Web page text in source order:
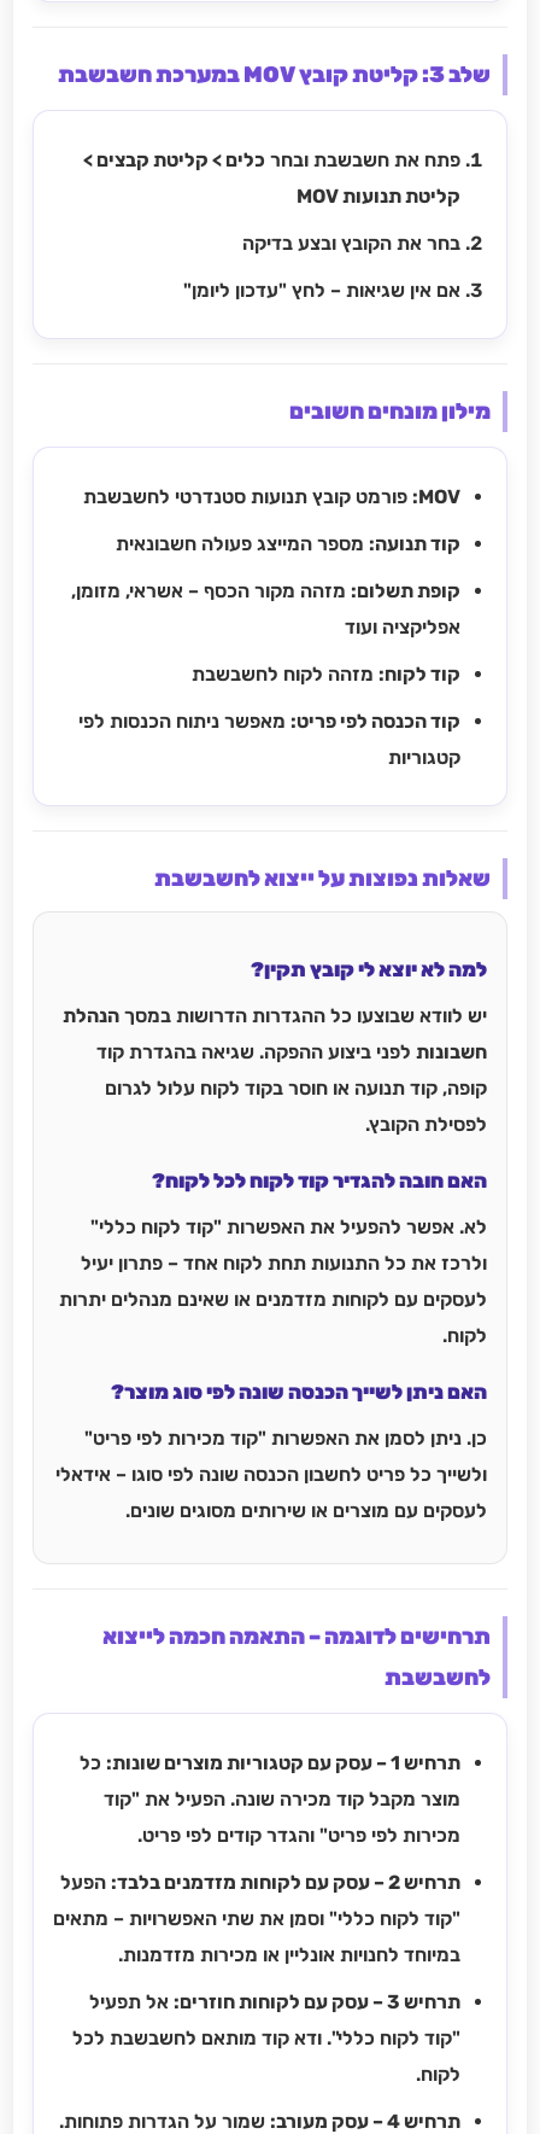
שלב 3: קליטת קובץ MOV במערכת חשבשבת
פתח את חשבשבת ובחר כלים > קליטת קבצים >
קליטת תנועות MOV
בחר את הקובץ ובצע בדיקה
אם אין שגיאות – לחץ "עדכון ליומן"
מילון מונחים חשובים
MOV: פורמט קובץ תנועות סטנדרטי לחשבשבת
קוד תנועה: מספר המייצג פעולה חשבונאית
קופת תשלום: מזהה מקור הכסף – אשראי, מזומן,
אפליקציה ועוד
קוד לקוח: מזהה לקוח לחשבשבת
קוד הכנסה לפי פריט: מאפשר ניתוח הכנסות לפי
קטגוריות
שאלות נפוצות על ייצוא לחשבשבת
למה לא יוצא לי קובץ תקין?
יש לוודא שבוצעו כל ההגדרות הדרושות במסך הנהלת
חשבונות לפני ביצוע ההפקה. שגיאה בהגדרת קוד
קופה, קוד תנועה או חוסר בקוד לקוח עלול לגרום
לפסילת הקובץ.
האם חובה להגדיר קוד לקוח לכל לקוח?
לא. אפשר להפעיל את האפשרות "קוד לקוח כללי"
ולרכז את כל התנועות תחת לקוח אחד – פתרון יעיל
לעסקים עם לקוחות מזדמנים או שאינם מנהלים יתרות
לקוח.
האם ניתן לשייך הכנסה שונה לפי סוג מוצר?
כן. ניתן לסמן את האפשרות "קוד מכירות לפי פריט"
ולשייך כל פריט לחשבון הכנסה שונה לפי סוגו – אידאלי
לעסקים עם מוצרים או שירותים מסוגים שונים.
תרחישים לדוגמה – התאמה חכמה לייצוא
לחשבשבת
תרחיש 1 – עסק עם קטגוריות מוצרים שונות:
כל
מוצר מקבל קוד מכירה שונה. הפעיל את "קוד
מכירות לפי פריט" והגדר קודים לפי פריט.
תרחיש 2 – עסק עם לקוחות מזדמנים בלבד:
הפעל
"קוד לקוח כללי" וסמן את שתי האפשרויות – מתאים
במיוחד לחנויות אונליין או מכירות מזדמנות.
תרחיש 3 – עסק עם לקוחות חוזרים:
אל תפעיל
"קוד לקוח כללי". ודא קוד מותאם לחשבשבת לכל
לקוח.
תרחיש 4 – עסק מעורב:
שמור על הגדרות פתוחות.